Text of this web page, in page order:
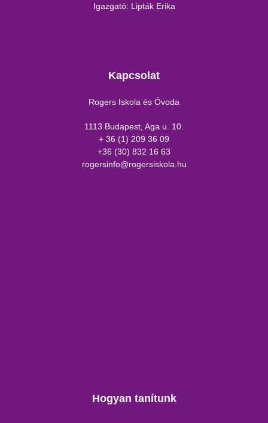
Igazgató: Lipták Erika
Kapcsolat
Rogers Iskola és Óvoda
1113 Budapest, Aga u. 10.
+ 36 (1) 209 36 09
+36 (30) 832 16 63
rogersinfo@rogersiskola.hu
Hogyan tanítunk